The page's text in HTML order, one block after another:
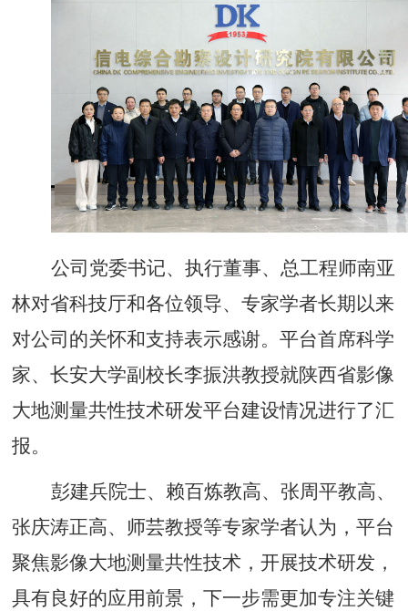
公司党委书记、执行董事、总工程师南亚
林对省科技厅和各位领导、专家学者长期以来
对公司的关怀和支持表示感谢。平台首席科学
家、长安大学副校长李振洪教授就陕西省影像
大地测量共性技术研发平台建设情况进行了汇
报。
彭建兵院士、赖百炼教高、张周平教高、
张庆涛正高、师芸教授等专家学者认为，平台
聚焦影像大地测量共性技术，开展技术研发，
具有良好的应用前景，下一步需更加专注关键